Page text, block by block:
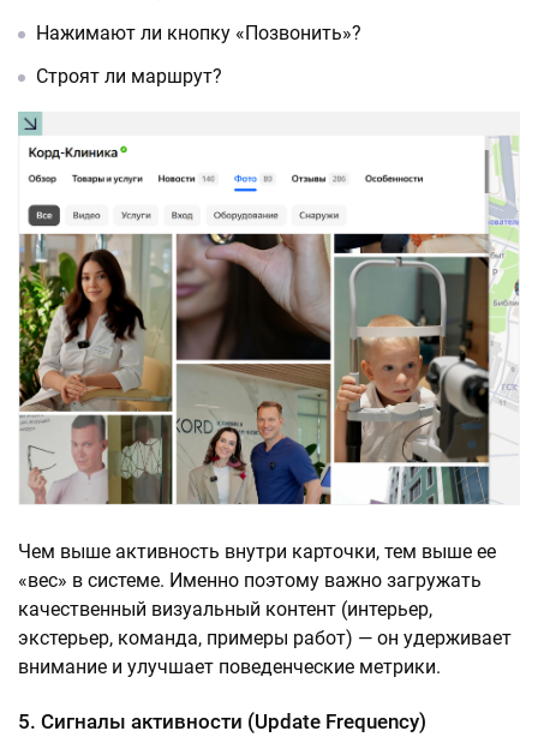
Нажимают ли кнопку «Позвонить»?
Строят ли маршрут?
Чем выше активность внутри карточки, тем выше ее
«вес» в системе. Именно поэтому важно загружать
качественный визуальный контент (интерьер,
экстерьер, команда, примеры работ) — он удерживает
внимание и улучшает поведенческие метрики.
5. Сигналы активности (Update Frequency)